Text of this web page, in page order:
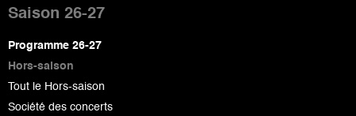
de
page
Saison 26-27
Programme 26-27
Hors-saison
Tout le Hors-saison
Société des concerts